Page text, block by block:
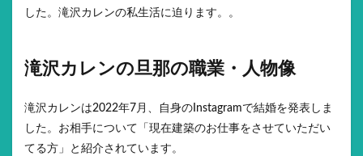
した。滝沢カレンの私生活に迫ります。。
滝沢カレンの旦那の職業・人物像
滝沢カレンは2022年7月、自身のInstagramで結婚を発表しま
した。お相手について「現在建築のお仕事をさせていただい
てる方」と紹介されています。